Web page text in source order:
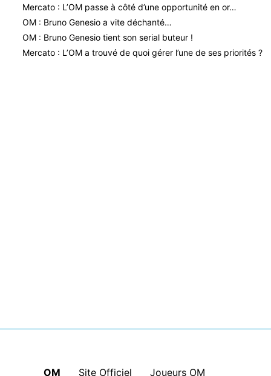
Mercato : L’OM passe à côté d’une opportunité en or…
OM : Bruno Genesio a vite déchanté…
OM : Bruno Genesio tient son serial buteur !
Mercato : L’OM a trouvé de quoi gérer l’une de ses priorités ?
OM Site Officiel Joueurs OM